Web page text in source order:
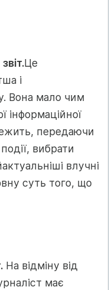
Це
і
Вона мало чим
інформаційної
передаючи
вибрати
влучні
суть того, що
На відміну від
має